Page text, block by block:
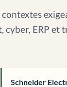
ERP et
Schneider